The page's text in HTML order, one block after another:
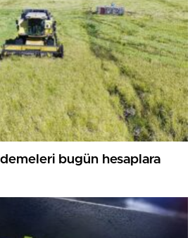
bugün hesaplara